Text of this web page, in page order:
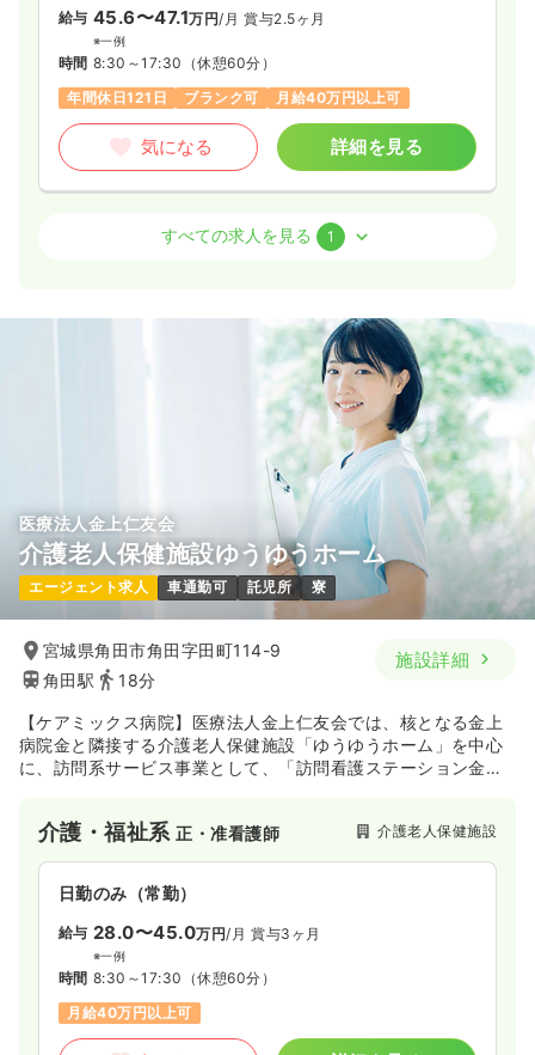
給与 45.6〜47.1万円/月 賞与2.5ヶ月
※一例
時間 8:30～17:30 （休憩60分）
年間休日121日
ブランク可 月給40万円以上可
気になる 詳細を見る
正看護師
賞与2.5ヶ月
月給32万円以上可
詳細を見る
すべての求人を見る 1
医療法人金上仁友会
介護老人保健施設ゆうゆうホーム
エージェント求人 車通勤可 託児所 寮
宮城県角田市角田字田町114-9
角田駅
18分
施設詳細
【ケアミックス病院】医療法人金上仁友会では、核となる金上
病院金と隣接する介護老人保健施設「ゆうゆうホーム」を中心
に、訪問系サービス事業として、「訪問看護ステーション金
して、「認知症高齢者グループホームむくげ・花水木」「サー
ビス付き高齢者向け住宅 けやきの杜」「住宅型有料老人ホーム
タンポポ」を、そして居宅介護支援事業所「ゆうゆう」、福祉
介護ショップ「ふれあいの森」、院内保育園「ニコニコ保育
園」を運営しております。
介護・福祉系正・准看護師 介護老人保健施設
日勤のみ（常勤）
給与 28.0〜45.0万円/月 賞与3ヶ月
※一例
時間 8:30～17:30 （休憩60分）
月給40万円以上可